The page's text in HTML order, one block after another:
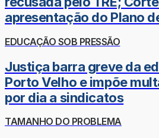
apresentação do Plano
EDUCAÇÃO SOB PRESSÃO
Justiça barra greve da
Porto Velho e impõe
por dia a sindicatos
TAMANHO DO PROBLEMA